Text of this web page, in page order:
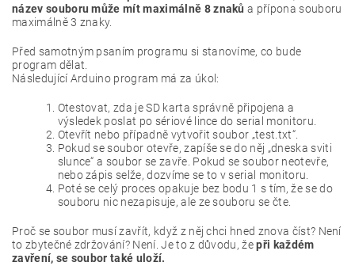
název souboru může mít maximálně 8 znaků a přípona souboru
maximálně 3 znaky.
Před samotným psaním programu si stanovíme, co bude
program dělat.
Následující Arduino program má za úkol:
Otestovat, zda je SD karta správně připojena a
výsledek poslat po sériové lince do serial monitoru.
Otevřít nebo případně vytvořit soubor „test.txt“.
Pokud se soubor otevře, zapíše se do něj „dneska sviti
slunce“ a soubor se zavře. Pokud se soubor neotevře,
nebo zápis selže, dozvíme se to v serial monitoru.
Poté se celý proces opakuje bez bodu 1 s tím, že se do
souboru nic nezapisuje, ale ze souboru se čte.
Proč se soubor musí zavřít, když z něj chci hned znova číst? Není
to zbytečné zdržování? Není. Je to z důvodu, žepři každém
zavření, se soubor také uloží.